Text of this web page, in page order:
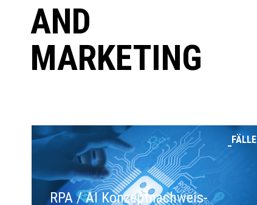
AND
MARKETING
FÄLLE
RPA / AI Konzeptnachweis-